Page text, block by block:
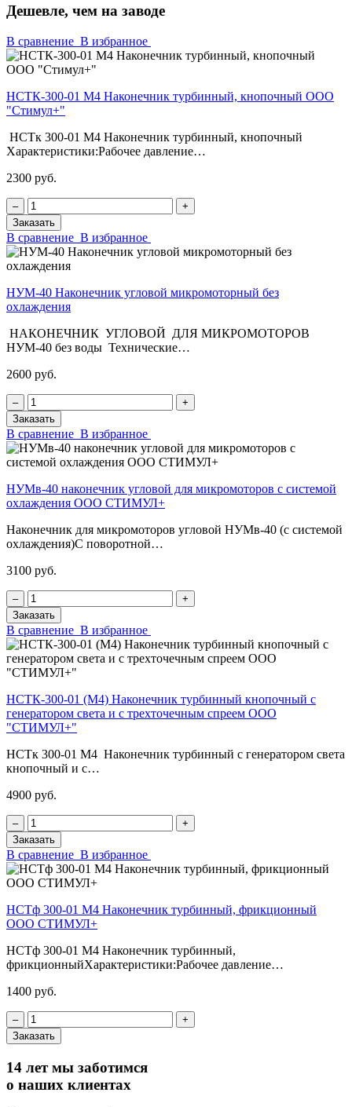
Дешевле, чем на заводе
В сравнение В избранное
НСТК-300-01 М4 Наконечник турбинный, кнопочный ООО
"Стимул+"
НСТк 300-01 М4 Наконечник турбинный, кнопочный
Характеристики:Рабочее давление…
2300 руб.
‒
+
Заказать
В сравнение В избранное
НУМ-40 Наконечник угловой микромоторный без
охлаждения
НАКОНЕЧНИК УГЛОВОЙ ДЛЯ МИКРОМОТОРОВ
НУМ-40 без воды Технические…
2600 руб.
‒
+
Заказать
В сравнение В избранное
НУМв-40 наконечник угловой для микромоторов с системой
охлаждения ООО СТИМУЛ+
Наконечник для микромоторов угловой НУМв-40 (с системой
охлаждения)С поворотной…
3100 руб.
‒
+
Заказать
В сравнение В избранное
НСТК-300-01 (М4) Наконечник турбинный кнопочный с
генератором света и с трехточечным спреем ООО
"СТИМУЛ+"
НСТк 300-01 М4 Наконечник турбинный с генератором света
кнопочный и с…
4900 руб.
‒
+
Заказать
В сравнение В избранное
НСТф 300-01 М4 Наконечник турбинный, фрикционный
ООО СТИМУЛ+
НСТф 300-01 М4 Наконечник турбинный,
фрикционныйХарактеристики:Рабочее давление…
1400 руб.
‒
+
Заказать
14 лет мы заботимся
о наших клиентах